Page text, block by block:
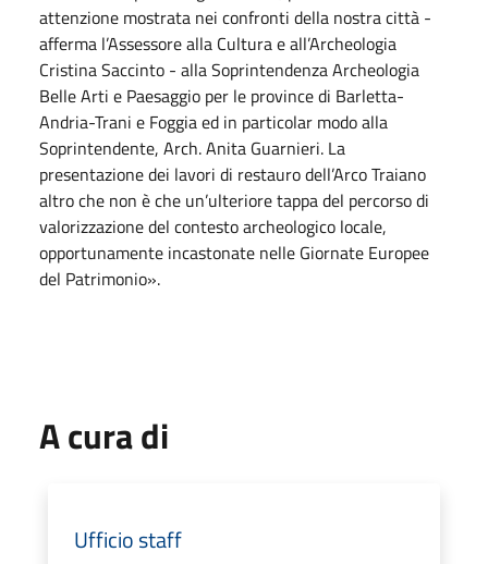
attenzione mostrata nei confronti della nostra città -
afferma l’Assessore alla Cultura e all’Archeologia
Cristina Saccinto - alla Soprintendenza Archeologia
Belle Arti e Paesaggio per le province di Barletta-
Andria-Trani e Foggia ed in particolar modo alla
Soprintendente, Arch. Anita Guarnieri. La
presentazione dei lavori di restauro dell’Arco Traiano
altro che non è che un’ulteriore tappa del percorso di
valorizzazione del contesto archeologico locale,
opportunamente incastonate nelle Giornate Europee
del Patrimonio».
A cura di
Ufficio staff